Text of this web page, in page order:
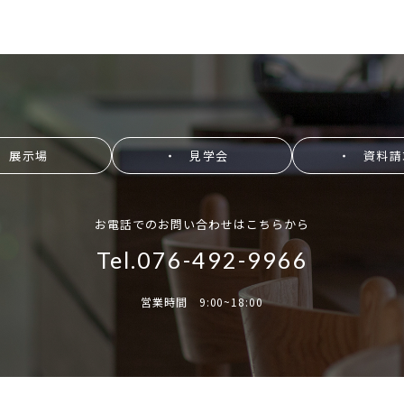
示場 ・ 見学会 ・ 資料請
お電話でのお問い合わせはこちらから
Tel.076-492-9966
営業時間 9:00~18:00